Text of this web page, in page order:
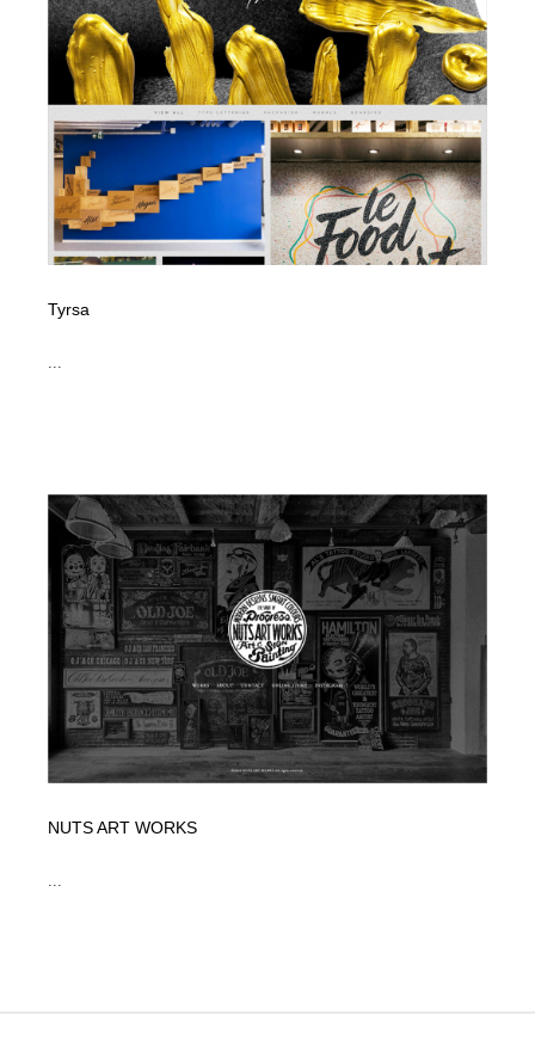
Tyrsa
...
NUTS ART WORKS